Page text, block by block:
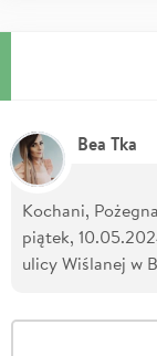
Bea Tka
Kochani,
piątek,
ulicy Wiślanej w